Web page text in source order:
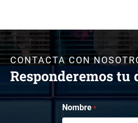
CONTACTA CON
Responderemos tu
Nombre *